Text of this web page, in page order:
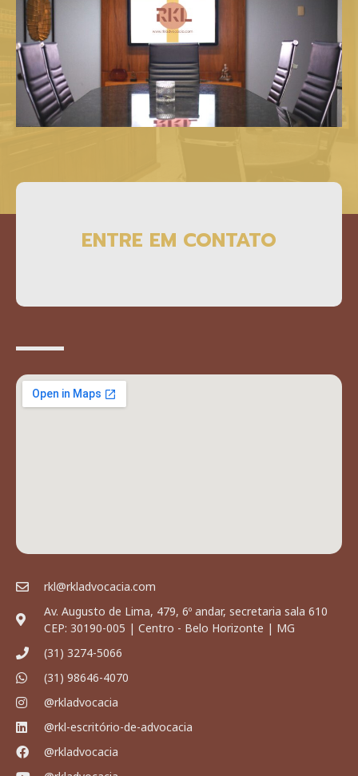
ENTRE EM CONTATO
rkl@rkladvocacia.com
Av. Augusto de Lima, 479, 6º andar, secretaria sala 610
CEP: 30190-005 | Centro - Belo Horizonte | MG
(31) 3274-5066
(31) 98646-4070
@rkladvocacia
@rkl-escritório-de-advocacia
@rkladvocacia